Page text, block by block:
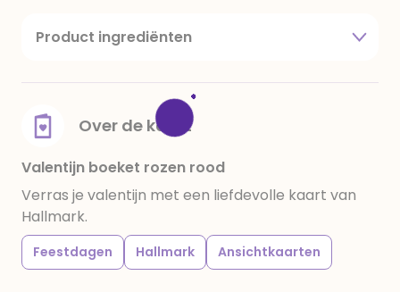
Product ingrediënten
amandelen,cacaomassa, emulgator (sojalecithine),
natuurlijk vanille aroma, stabilisator: E420,
voedingszuur: citroenzuur E 330, verdikkingsmiddel
E415, water, bevochtigingsmiddel E422, emulgator:
E433, kleurstoffen: E102, E110, E122: kan de activiteit en
concentratie van kinderen negatief beïnvloeden,
E133, E151. Chocolade bevat ten minste 34%
bevatten. Koel en droog bewaren.
Over de kaart
Valentijn boeket rozen rood
Verras je valentijn met een liefdevolle kaart van
Hallmark.
Feestdagen Hallmark Ansichtkaarten